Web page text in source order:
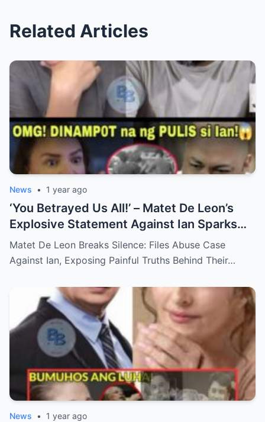
Related Articles
News • 1 year ago
‘You Betrayed Us All!’ – Matet De Leon’s
Explosive Statement Against Ian Sparks
National Outrage Over Family Secrets and
Long-Buried Conflicts
Matet De Leon Breaks Silence: Files Abuse Case
Against Ian, Exposing Painful Truths Behind Their…
News • 1 year ago